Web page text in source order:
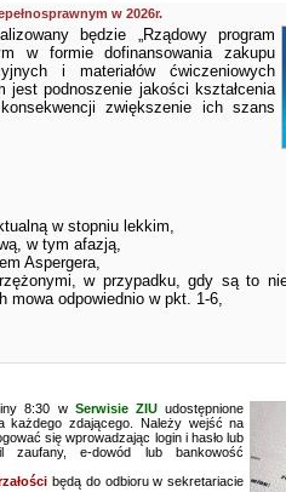
w 2026r.
będzie „Rządowy program
w formie dofinansowania zakupu
i materiałów ćwiczeniowych
jest podnoszenie jakości kształcenia
zwiększenie ich szans
w stopniu lekkim,
w tym afazją,
Aspergera,
w przypadku, gdy są to
mowa odpowiednio w pkt. 1-6,
8:30 w Serwisie ZIU udostępnione
każdego zdającego. Należy wejść na
się wprowadzając login i hasło lub
zaufany, e-dowód lub bankowość
będą do odbioru w sekretariacie